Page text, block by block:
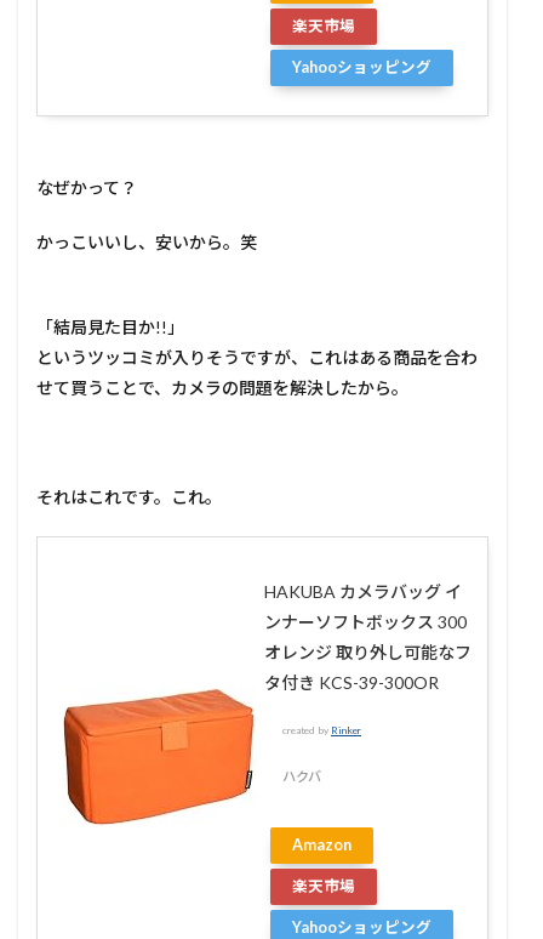
楽天市場
Yahooショッピング
なぜかって？
かっこいいし、安いから。笑
「結局見た目か!!」
というツッコミが入りそうですが、これはある商品を合わ
せて買うことで、カメラの問題を解決したから。
それはこれです。これ。
HAKUBA カメラバッグ イ
ンナーソフトボックス 300
オレンジ 取り外し可能なフ
タ付き KCS-39-300OR
created by Rinker
ハクバ
Amazon
楽天市場
Yahooショッピング